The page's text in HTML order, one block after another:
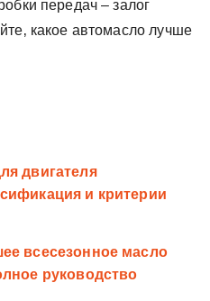
передач – залог
какое автомасло лучше
двигателя
и критерии
всесезонное масло
руководство